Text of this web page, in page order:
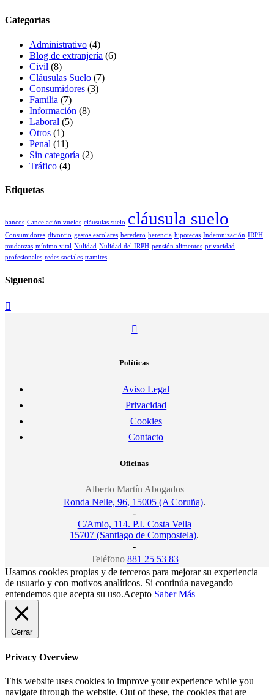
Categorías
Administrativo (4)
Blog de extranjería (6)
Civil (8)
Cláusulas Suelo (7)
Consumidores (3)
Familia (7)
Información (8)
Laboral (5)
Otros (1)
Penal (11)
Sin categoría (2)
Tráfico (4)
Etiquetas
bancos Cancelación vuelos cláusulas suelo cláusula suelo
Consumidores divorcio gastos escolares heredero herencia hipotecas Indemnización IRPH
mudanzas mínimo vital Nulidad Nulidad del IRPH pensión alimentos privacidad
profesionales redes sociales tramites
Síguenos!
Políticas
Aviso Legal
Privacidad
Cookies
Contacto
Oficinas
Alberto Martín Abogados
Ronda Nelle, 96, 15005 (A Coruña).
-
C/Amio, 114. P.I. Costa Vella
15707 (Santiago de Compostela).
-
Teléfono 881 25 53 83
Usamos cookies propias y de terceros para mejorar su experiencia
de usuario y con motivos analíticos. Si continúa navegando
entendemos que acepta su uso.Acepto Saber Más
Cerrar
Privacy Overview
This website uses cookies to improve your experience while you
navigate through the website. Out of these, the cookies that are